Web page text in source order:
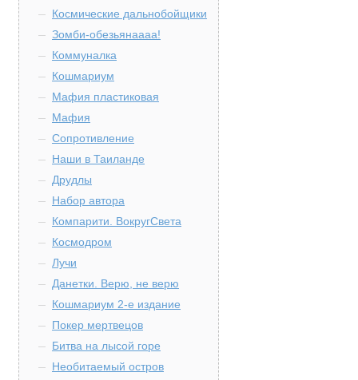
Космические дальнобойщики
Зомби-обезьянаааа!
Коммуналка
Кошмариум
Мафия пластиковая
Мафия
Сопротивление
Наши в Таиланде
Друдлы
Набор автора
Компарити. ВокругСвета
Космодром
Лучи
Данетки. Верю, не верю
Кошмариум 2-е издание
Покер мертвецов
Битва на лысой горе
Необитаемый остров